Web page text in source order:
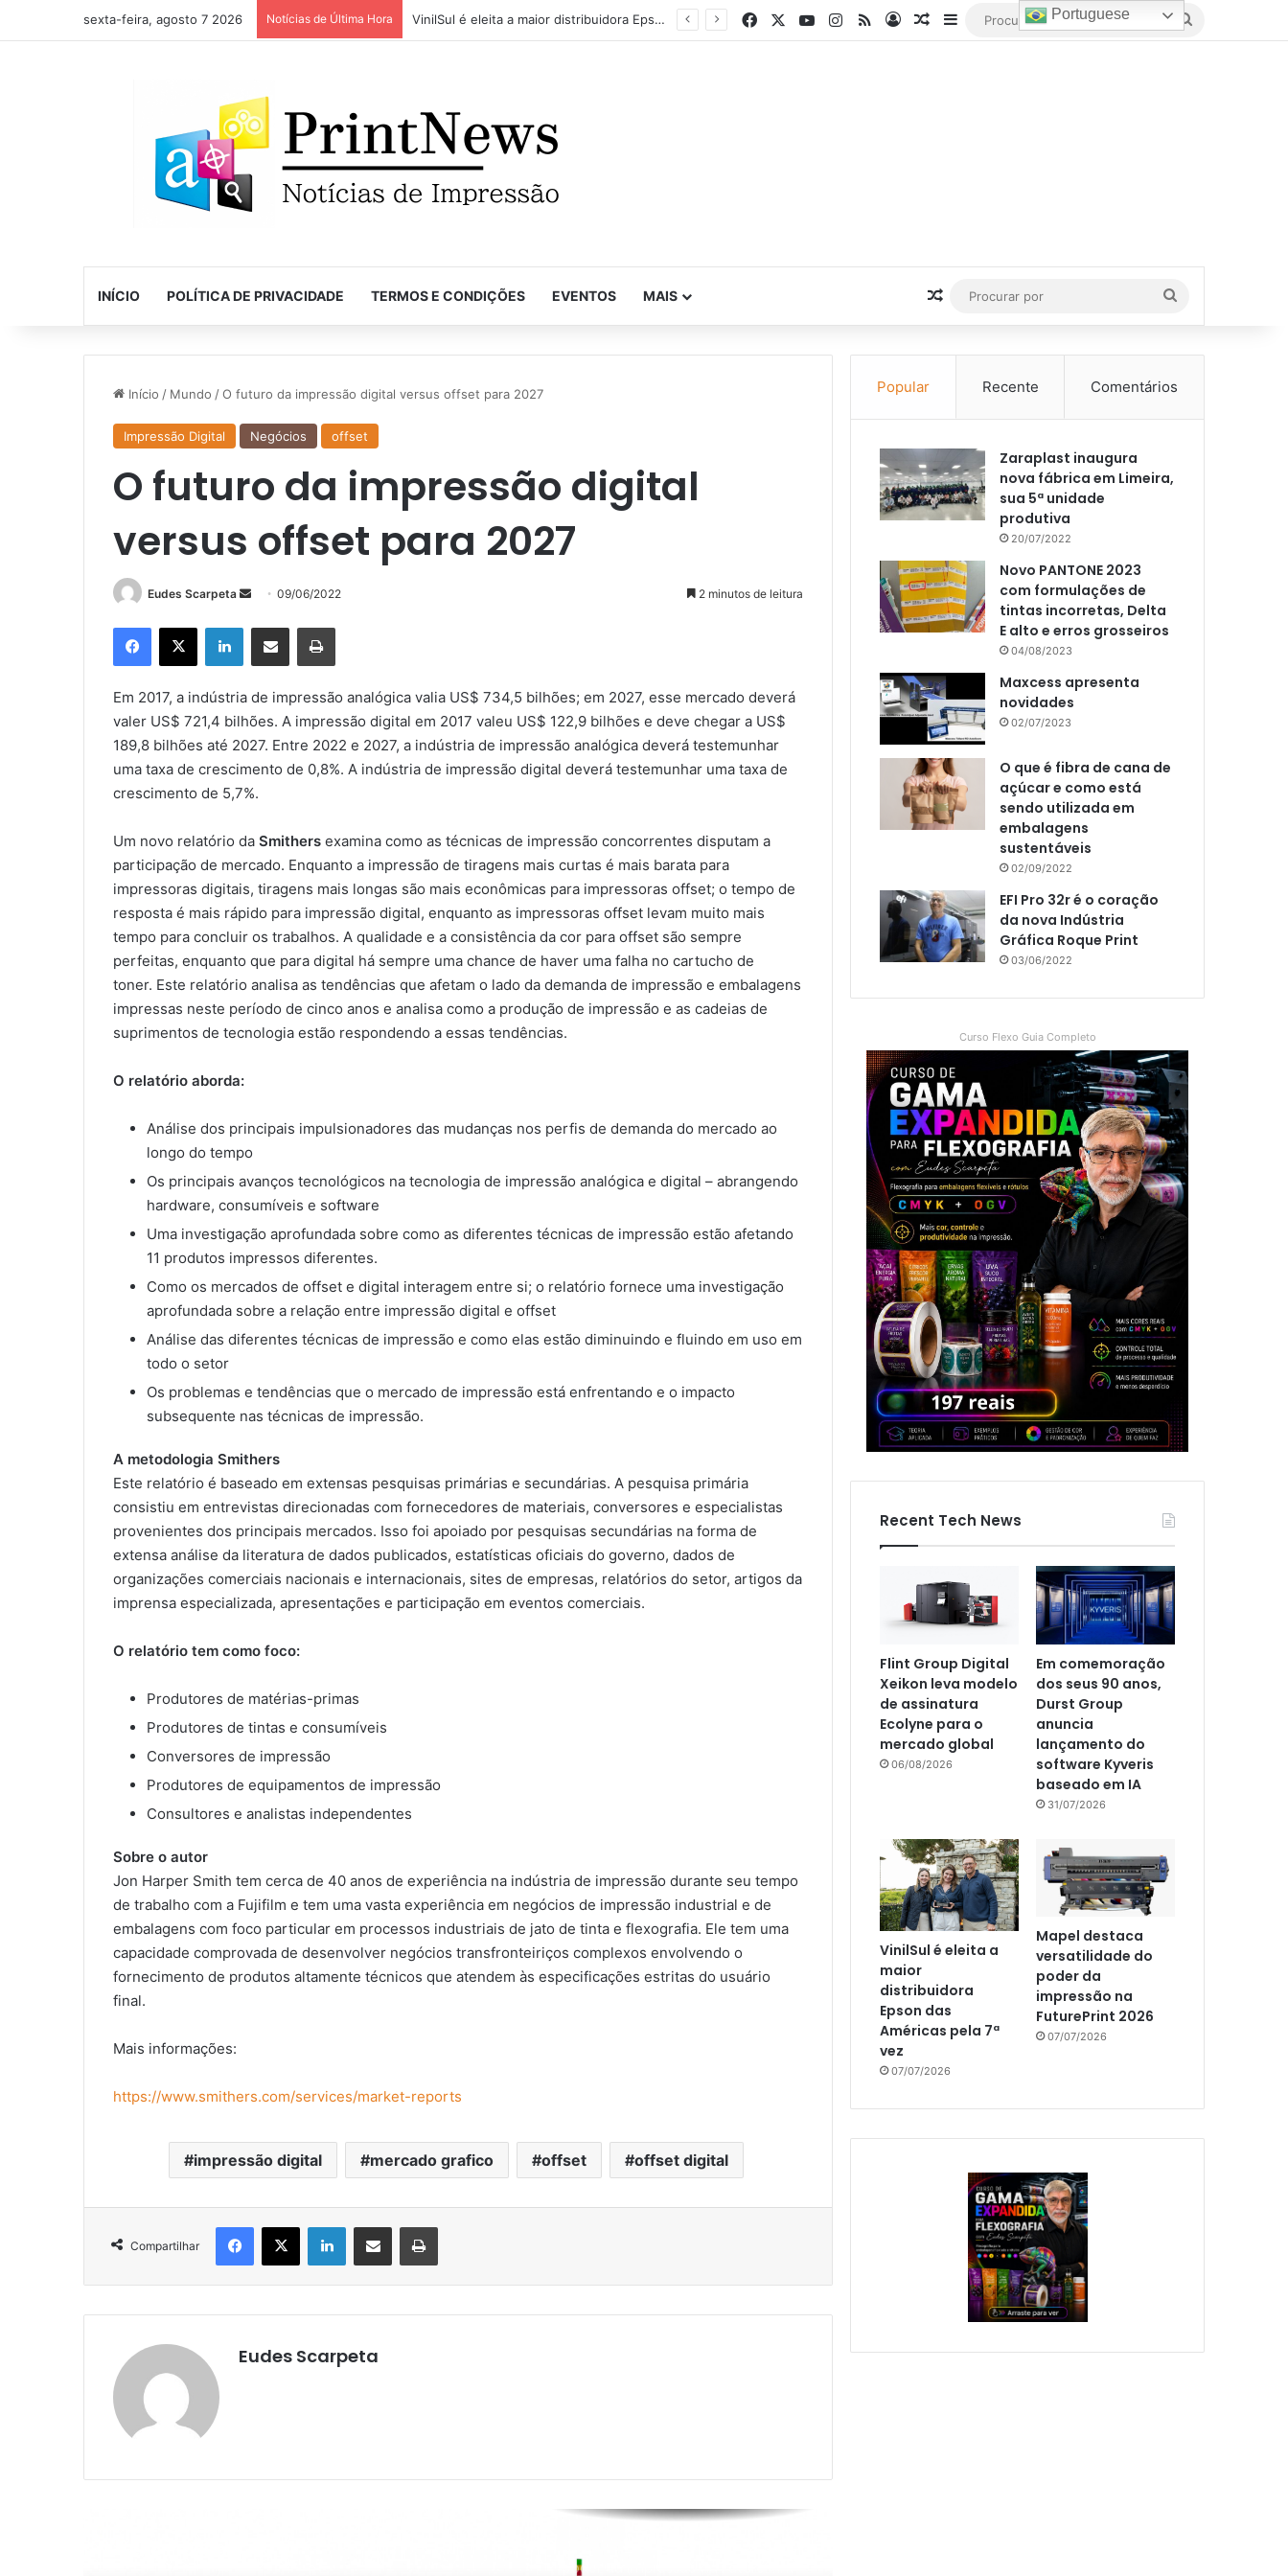
sexta-feira, agosto 7 2026 Notícias de Última Hora Mapel destaca versatilidade do poder da impressão na FuturePrint 2026 FacebookYouTubeInstagram
RSSEntrarArtigo aleatório
Barra Lateral
INÍCIO POLÍTICA DE PRIVACIDADE TERMOS E CONDIÇÕES EVENTOS MAIS Artigo aleatório
por
Início / Mundo /O futuro da impressão digital versus offset para 2027
Impressão Digital Negócios offset
O futuro da impressão digital
versus offset para 2027
Eudes Scarpeta
Mande
mail
09/06/2022 2 minutos de leitura
Facebook
X LinkedinCompartilhar via e-mail Imprimir
Em 2017, a indústria de impressão analógica valia US$ 734,5 bilhões; em 2027, esse mercado deverá
valer US$ 721,4 bilhões. A impressão digital em 2017 valeu US$ 122,9 bilhões e deve chegar a US$
189,8 bilhões até 2027. Entre 2022 e 2027, a indústria de impressão analógica deverá testemunhar
uma taxa de crescimento de 0,8%. A indústria de impressão digital deverá testemunhar uma taxa de
crescimento de 5,7%.
Um novo relatório da Smithers examina como as técnicas de impressão concorrentes disputam a
participação de mercado. Enquanto a impressão de tiragens mais curtas é mais barata para
impressoras digitais, tiragens mais longas são mais econômicas para impressoras offset; o tempo de
resposta é mais rápido para impressão digital, enquanto as impressoras offset levam muito mais
tempo para concluir os trabalhos. A qualidade e a consistência da cor para offset são sempre
perfeitas, enquanto que para digital há sempre uma chance de haver uma falha no cartucho de
toner. Este relatório analisa as tendências que afetam o lado da demanda de impressão e embalagens
impressas neste período de cinco anos e analisa como a produção de impressão e as cadeias de
suprimentos de tecnologia estão respondendo a essas tendências.
O relatório aborda:
Análise dos principais impulsionadores das mudanças nos perfis de demanda do mercado ao
longo do tempo
Os principais avanços tecnológicos na tecnologia de impressão analógica e digital – abrangendo
hardware, consumíveis e software
Uma investigação aprofundada sobre como as diferentes técnicas de impressão estão afetando
11 produtos impressos diferentes.
Como os mercados de offset e digital interagem entre si; o relatório fornece uma investigação
aprofundada sobre a relação entre impressão digital e offset
Análise das diferentes técnicas de impressão e como elas estão diminuindo e fluindo em uso em
todo o setor
Os problemas e tendências que o mercado de impressão está enfrentando e o impacto
subsequente nas técnicas de impressão.
A metodologia Smithers
Este relatório é baseado em extensas pesquisas primárias e secundárias. A pesquisa primária
consistiu em entrevistas direcionadas com fornecedores de materiais, conversores e especialistas
provenientes dos principais mercados. Isso foi apoiado por pesquisas secundárias na forma de
extensa análise da literatura de dados publicados, estatísticas oficiais do governo, dados de
organizações comerciais nacionais e internacionais, sites de empresas, relatórios do setor, artigos da
imprensa especializada, apresentações e participação em eventos comerciais.
O relatório tem como foco:
Produtores de matérias-primas
Produtores de tintas e consumíveis
Conversores de impressão
Produtores de equipamentos de impressão
Consultores e analistas independentes
Sobre o autor
Jon Harper Smith tem cerca de 40 anos de experiência na indústria de impressão durante seu tempo
de trabalho com a Fujifilm e tem uma vasta experiência em negócios de impressão industrial e de
embalagens com foco particular em processos industriais de jato de tinta e flexografia. Ele tem uma
capacidade comprovada de desenvolver negócios transfronteiriços complexos envolvendo o
fornecimento de produtos altamente técnicos que atendem às especificações estritas do usuário
final.
Mais informações:
https://www.smithers.com/services/market-reports
impressão digital mercado grafico offset offset digital
Compartilhar
Facebook
X LinkedinCompartilhar via e-mail Imprimir
Eudes Scarpeta
Rite lança Offset360
Divisão VS Labels fecha
participação na Flexo & Labels Expo
com sucesso de visitação e
lançamentos e sucesso comercial
Flint Group Digital Xeikon leva
Epson das Américas pela 7ª vez
poder da impressão na FuturePrint
Popular Recente Comentários
Zaraplast inaugura
nova fábrica em Limeira,
sua 5ª unidade
produtiva
20/07/2022
Novo PANTONE 2023
com formulações de
tintas incorretas, Delta
E alto e erros grosseiros
04/08/2023
Maxcess apresenta
novidades
02/07/2023
O que é fibra de cana de
açúcar e como está
sendo utilizada em
embalagens
sustentáveis
02/09/2022
EFI Pro 32r é o coração
da nova Indústria
Gráfica Roque Print
03/06/2022
Curso Flexo Guia Completo
Recent Tech News
Flint Group Digital
Xeikon leva modelo
de assinatura
Ecolyne para o
mercado global
06/08/2026
Em comemoração
dos seus 90 anos,
Durst Group
anuncia
lançamento do
software Kyveris
baseado em IA
31/07/2026
VinilSul é eleita a
maior
distribuidora
Epson das
Américas pela 7ª
vez
07/07/2026
Mapel destaca
versatilidade do
poder da
impressão na
FuturePrint 2026
07/07/2026
Portuguese